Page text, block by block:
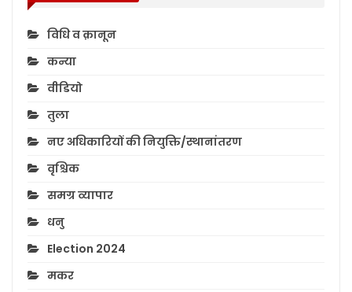
विधि व क़ानून
कन्या
वीडियो
तुला
नए अधिकारियों की नियुक्ति/स्थानांतरण
वृश्चिक
समग्र व्यापार
धनु
Election 2024
मकर